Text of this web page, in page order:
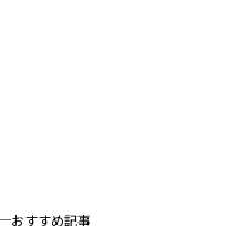
おすすめ記事